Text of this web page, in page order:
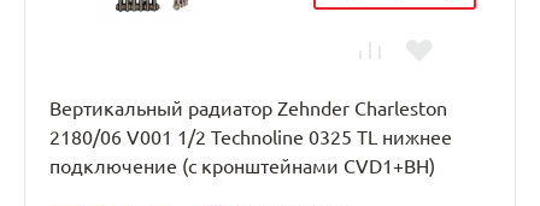
Вертикальный радиатор Zehnder Charleston
2180/06 V001 1/2 Technoline 0325 TL нижнее
подключение (с кронштейнами CVD1+BH)